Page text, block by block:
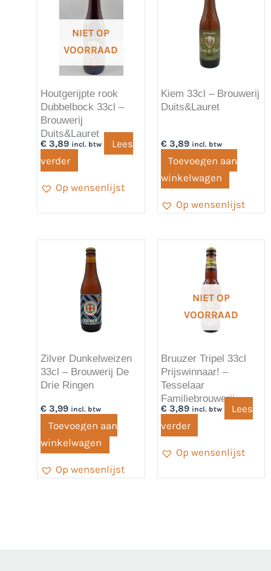
NIET OP
VOORRAAD
Houtgerijpte rook
Dubbelbock 33cl –
Brouwerij
Duits&Lauret
€ 3,89 incl. btw
Lees
verder
Op wensenlijst
Kiem 33cl – Brouwerij
Duits&Lauret
€3,89 incl. btw
Toevoegen aan
winkelwagen
Op wensenlijst
Zilver Dunkelweizen
33cl – Brouwerij De
Drie Ringen
€ 3,99 incl. btw
Toevoegen aan
winkelwagen
Op wensenlijst
NIET OP
VOORRAAD
Bruuzer Tripel 33cl
Prijswinnaar! –
Tesselaar
Familiebrouwerij
€3,89 incl. btw
Lees
verder
Op wensenlijst